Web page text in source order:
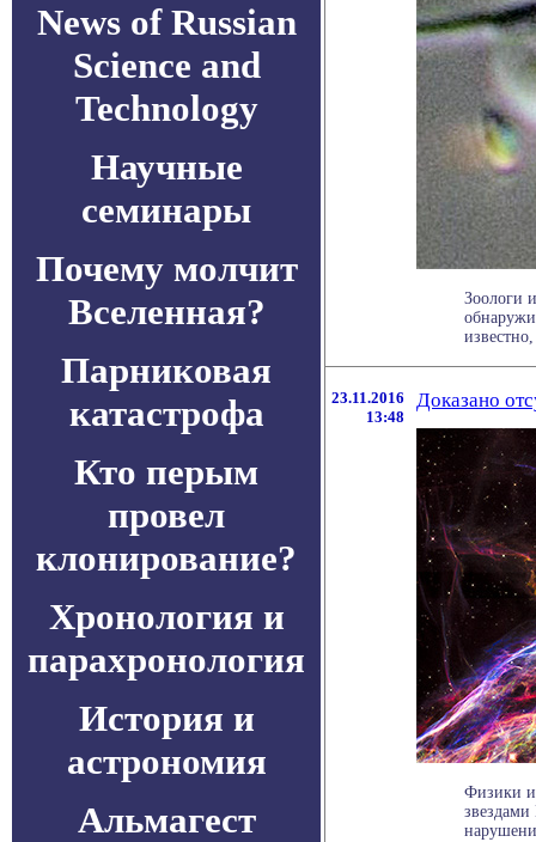
News of Russian
Science and
Technology
Научные
семинары
Почему молчит
Вселенная?
Парниковая
катастрофа
Кто перым
провел
клонирование?
Хронология и
парахронология
История и
астрономия
Альмагест
Зоологи
23.11.2016
13:48
Доказано
Физики